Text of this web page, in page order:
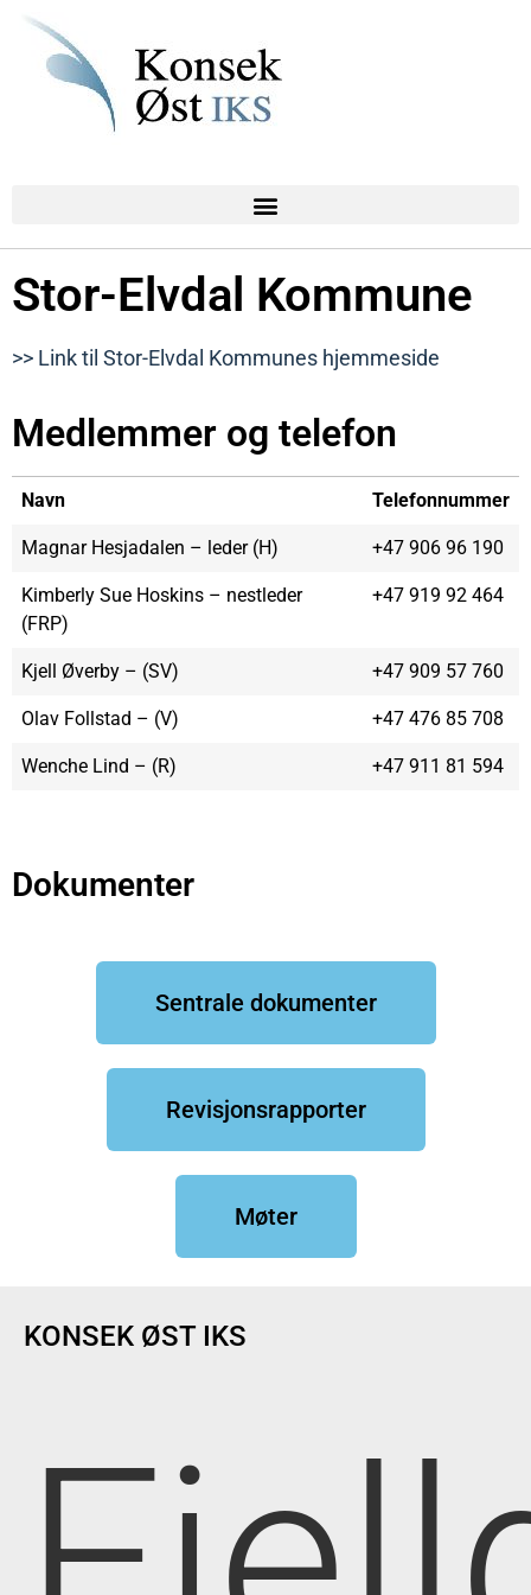
Stor-Elvdal Kommune
>> Link til Stor-Elvdal Kommunes hjemmeside
Medlemmer og telefon
Navn Telefonnummer
Magnar Hesjadalen – leder (H) +47 906 96 190
Kimberly Sue Hoskins – nestleder
(FRP)
+47 919 92 464
Kjell Øverby – (SV) +47 909 57 760
Olav Follstad – (V) +47 476 85 708
Wenche Lind – (R) +47 911 81 594
Dokumenter
Sentrale dokumenter
Revisjonsrapporter
Møter
KONSEK ØST IKS